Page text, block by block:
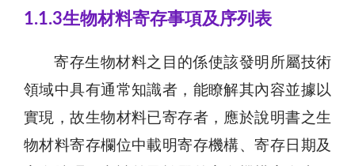
1.1.3生物材料寄存事項及序列表
寄存生物材料之目的係使該發明所屬技術
領域中具有通常知識者，能瞭解其內容並據以
實現，故生物材料已寄存者，應於說明書之生
物材料寄存欄位中載明寄存機構、寄存日期及